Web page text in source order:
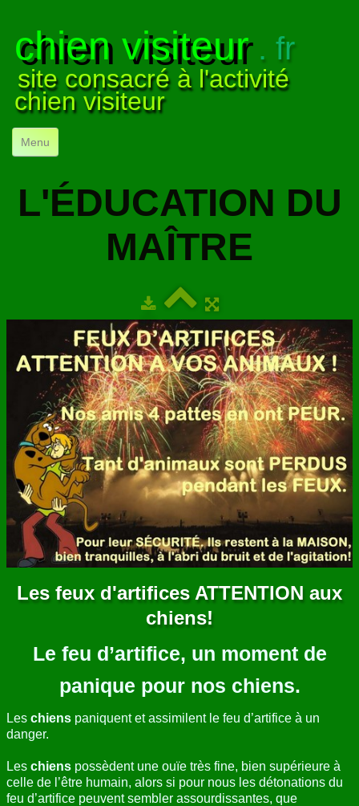
chien visiteur. fr
site consacré à l'activité
chien visiteur
Menu
NOS VISITES
ANNUAIRE
CONTACT
L'ÉDUCATION DU
MAÎTRE
Les feux d'artifices ATTENTION aux
chiens!
Le feu d’artifice, un moment de
panique pour nos chiens.
Les chiens paniquent et assimilent le feu d’artifice à un
danger.
Les chiens possèdent une ouïe très fine, bien supérieure à
celle de l’être humain, alors si pour nous les détonations du
feu d’artifice peuvent sembler assourdissantes, que